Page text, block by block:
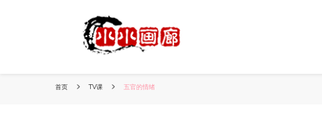
首页 TV课 五官的情绪